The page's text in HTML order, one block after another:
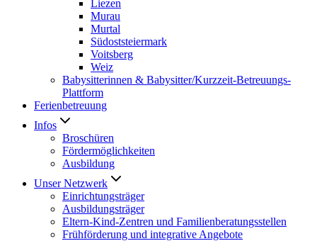
Liezen
Murau
Murtal
Südoststeiermark
Voitsberg
Weiz
Babysitterinnen & Babysitter/Kurzzeit-Betreuungs-
Plattform
Ferienbetreuung
Infos
Broschüren
Fördermöglichkeiten
Ausbildung
Unser Netzwerk
Einrichtungsträger
Ausbildungsträger
Eltern-Kind-Zentren und Familienberatungsstellen
Frühförderung und integrative Angebote